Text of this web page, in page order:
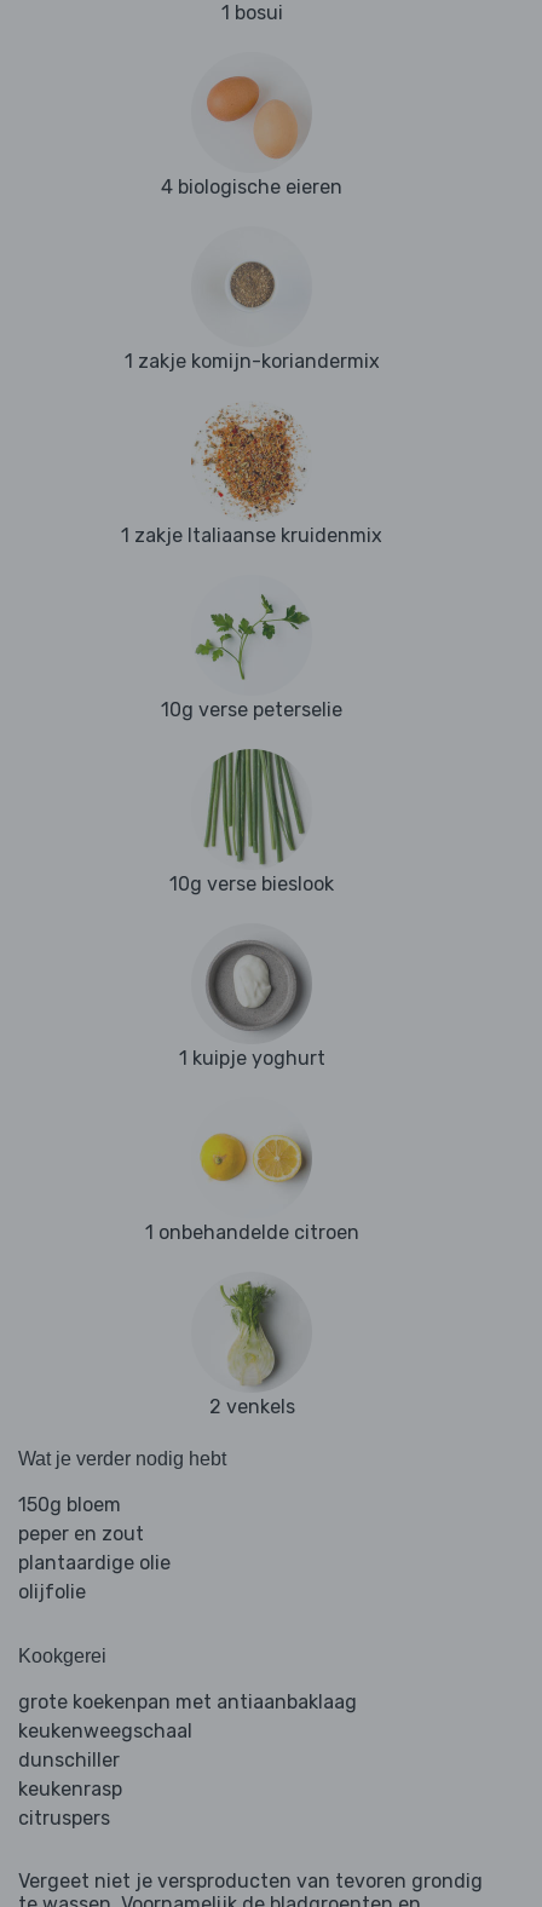
1 bosui
4 biologische eieren
1 zakje komijn-koriandermix
1 zakje Italiaanse kruidenmix
10g verse peterselie
10g verse bieslook
1 kuipje yoghurt
1 onbehandelde citroen
2 venkels
Wat je verder nodig hebt
150g bloem
peper en zout
plantaardige olie
olijfolie
Kookgerei
grote koekenpan met antiaanbaklaag
keukenweegschaal
dunschiller
keukenrasp
citruspers
Vergeet niet je versproducten van tevoren grondig